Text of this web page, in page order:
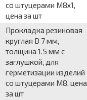
со штуцерами М8х1,
цена за шт
Прокладка резиновая
круглая D 7 мм,
толщина 1.5 мм с
заглушкой, для
герметизации изделий
со штуцерами М8, цена
за шт